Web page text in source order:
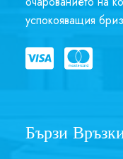
успокояващия
Бързи